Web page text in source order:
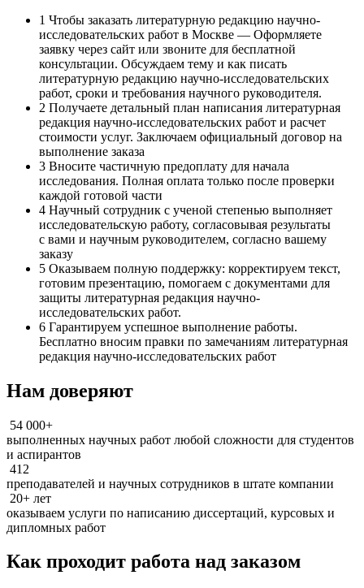
1 Чтобы заказать литературную редакцию научно-
исследовательских работ в Москве — Оформляете
заявку через сайт или звоните для бесплатной
консультации. Обсуждаем тему и как писать
литературную редакцию научно-исследовательских
работ, сроки и требования научного руководителя.
2 Получаете детальный план написания литературная
редакция научно-исследовательских работ и расчет
стоимости услуг. Заключаем официальный договор на
выполнение заказа
3 Вносите частичную предоплату для начала
исследования. Полная оплата только после проверки
каждой готовой части
4 Научный сотрудник с ученой степенью выполняет
исследовательскую работу, согласовывая результаты
с вами и научным руководителем, согласно вашему
заказу
5 Оказываем полную поддержку: корректируем текст,
готовим презентацию, помогаем с документами для
защиты литературная редакция научно-
исследовательских работ.
6 Гарантируем успешное выполнение работы.
Бесплатно вносим правки по замечаниям литературная
редакция научно-исследовательских работ
Нам доверяют
54 000+
выполненных научных работ любой сложности для студентов
и аспирантов
412
преподавателей и научных сотрудников в штате компании
20+ лет
оказываем услуги по написанию диссертаций, курсовых и
дипломных работ
Как проходит работа над заказом